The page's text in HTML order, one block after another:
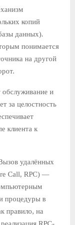
копий
данных).
понимается
на другой
и
за целостность
клиента к
удалённых
Call, RPC) —
процедуры в
правило, на
RPC-